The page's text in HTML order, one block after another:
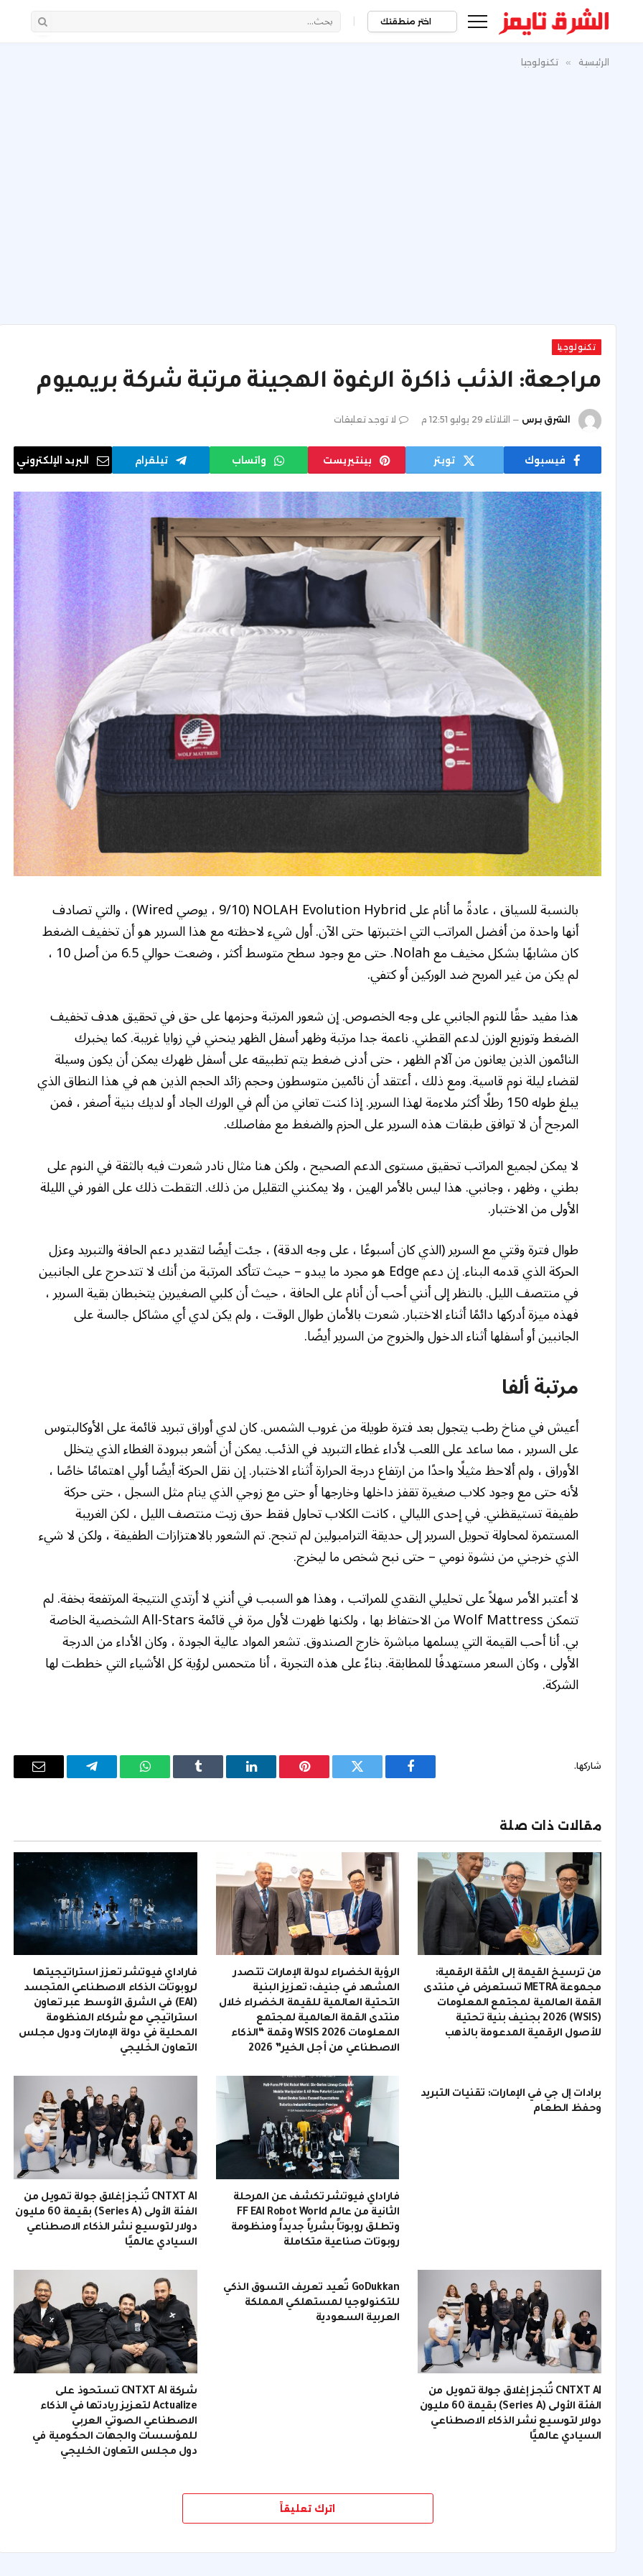
اختر منطقتك |
الرئيسية » تكنولوجيا
تكنولوجيا
مراجعة: الذئب ذاكرة الرغوة الهجينة مرتبة شركة بريميوم
الشرق برس الثلاثاء 29 يوليو 12:51 م لا توجد تعليقات
فيسبوك تويتر بينتيريست واتساب تيلقرام البريد الإلكتروني
بالنسبة للسياق ، عادةً ما أنام على NOLAH Evolution Hybrid (9/10 ، يوصي Wired) ، والتي تصادف
أنها واحدة من أفضل المراتب التي اختبرتها حتى الآن. أول شيء لاحظته مع هذا السرير هو أن تخفيف الضغط
كان مشابهًا بشكل مخيف مع Nolah. حتى مع وجود سطح متوسط أكثر ، وضعت حوالي 6.5 من أصل 10 ،
لم يكن من غير المريح ضد الوركين أو كتفي.
هذا مفيد حقًا للنوم الجانبي على وجه الخصوص. إن شعور المرتبة وحزمها على حق في تحقيق هدف تخفيف
الضغط وتوزيع الوزن لدعم القطني. ناعمة جدا مرتبة وظهر أسفل الظهر ينحني في زوايا غريبة. كما يخبرك
النائمون الذين يعانون من آلام الظهر ، حتى أدنى ضغط يتم تطبيقه على أسفل ظهرك يمكن أن يكون وسيلة
لقضاء ليلة نوم قاسية. ومع ذلك ، أعتقد أن نائمين متوسطون وحجم زائد الحجم الذين هم في هذا النطاق الذي
يبلغ طوله 150 رطلًا أكثر ملاءمة لهذا السرير. إذا كنت تعاني من ألم في الورك الجاد أو لديك بنية أصغر ، فمن
المرجح أن لا توافق طبقات هذه السرير على الحزم والضغط مع مفاصلك.
لا يمكن لجميع المراتب تحقيق مستوى الدعم الصحيح ، ولكن هنا مثال نادر شعرت فيه بالثقة في النوم على
بطني ، وظهر ، وجانبي. هذا ليس بالأمر الهين ، ولا يمكنني التقليل من ذلك. التقطت ذلك على الفور في الليلة
الأولى من الاختبار.
طوال فترة وقتي مع السرير (الذي كان أسبوعًا ، على وجه الدقة) ، جئت أيضًا لتقدير دعم الحافة والتبريد وعزل
الحركة الذي قدمه البناء. إن دعم Edge هو مجرد ما يبدو – حيث تتأكد المرتبة من أنك لا تتدحرج على الجانبين
في منتصف الليل. بالنظر إلى أنني أحب أن أنام على الحافة ، حيث أن كلبي الصغيرين يتخبطان بقية السرير ،
فهذه ميزة أدركها دائمًا أثناء الاختبار. شعرت بالأمان طوال الوقت ، ولم يكن لدي أي مشاكل جالسة على
الجانبين أو أسفلها أثناء الدخول والخروج من السرير أيضًا.
مرتبة ألفا
أعيش في مناخ رطب يتجول بعد فترة طويلة من غروب الشمس. كان لدي أوراق تبريد قائمة على الأوكالبتوس
على السرير ، مما ساعد على اللعب لأداء غطاء التبريد في الذئب. يمكن أن أشعر ببرودة الغطاء الذي يتخلل
الأوراق ، ولم ألاحظ مثيلًا واحدًا من ارتفاع درجة الحرارة أثناء الاختبار. إن نقل الحركة أيضًا أولي اهتمامًا خاصًا ،
لأنه حتى مع وجود كلاب صغيرة تقفز داخلها وخارجها أو حتى مع زوجي الذي ينام مثل السجل ، حتى حركة
طفيفة تستيقظني. في إحدى الليالي ، كانت الكلاب تحاول فقط حرق زيت منتصف الليل ، لكن الغريبة
المستمرة لمحاولة تحويل السرير إلى حديقة الترامبولين لم تنجح. تم الشعور بالاهتزازات الطفيفة ، ولكن لا شيء
الذي خرجني من نشوة نومي – حتى نبح شخص ما ليخرج.
لا أعتبر الأمر سهلاً على تحليلي النقدي للمراتب ، وهذا هو السبب في أنني لا أرتدي النتيجة المرتفعة بخفة. لم
تتمكن Wolf Mattress من الاحتفاظ بها ، ولكنها ظهرت لأول مرة في قائمة All-Stars الشخصية الخاصة
بي. أنا أحب القيمة التي يسلمها مباشرة خارج الصندوق. تشعر المواد عالية الجودة ، وكان الأداء من الدرجة
الأولى ، وكان السعر مستهدفًا للمطابقة. بناءً على هذه التجربة ، أنا متحمس لرؤية كل الأشياء التي خططت لها
الشركة.
شاركها.
فيسبوك تويتر بينتيريستلينكدإن Tumblr واتساب تيلقرام
البريد
مقالات ذات صلة
من ترسيخ القيمة إلى الثقة الرقمية:
مجموعة METRA تستعرض في منتدى
القمة العالمية لمجتمع المعلومات
(WSIS) 2026 بجنيف بنية تحتية
للأصول الرقمية المدعومة بالذهب
الرؤية الخضراء لدولة الإمارات تتصدر
المشهد في جنيف: تعزيز البنية
التحتية العالمية للقيمة الخضراء خلال
منتدى القمة العالمية لمجتمع
المعلومات WSIS 2026 وقمة “الذكاء
الاصطناعي من أجل الخير” 2026
فاراداي فيوتشر تعزز استراتيجيتها
لروبوتات الذكاء الاصطناعي المتجسد
(EAI) في الشرق الأوسط عبر تعاون
استراتيجي مع شركاء المنظومة
المحلية في دولة الإمارات ودول مجلس
التعاون الخليجي
برادات إل جي في الإمارات: تقنيات التبريد
وحفظ الطعام
فاراداي فيوتشر تكشف عن المرحلة
الثانية من عالم FF EAI Robot World
وتطلق روبوتاً بشرياً جديداً ومنظومة
روبوتات صناعية متكاملة
CNTXT AI تُنجز إغلاق جولة تمويل من
الفئة الأولى (Series A) بقيمة 60 مليون
دولار لتوسيع نشر الذكاء الاصطناعي
السيادي عالميًا
CNTXT AI تُنجز إغلاق جولة تمويل من
الفئة الأولى (Series A) بقيمة 60 مليون
دولار لتوسيع نشر الذكاء الاصطناعي
السيادي عالميًا
GoDukkan تُعيد تعريف التسوق الذكي
للتكنولوجيا لمستهلكي المملكة
العربية السعودية
شركة CNTXT AI تستحوذ على
Actualize لتعزيز ريادتها في الذكاء
الاصطناعي الصوتي العربي
للمؤسسات والجهات الحكومية في
دول مجلس التعاون الخليجي
اترك تعليقاً